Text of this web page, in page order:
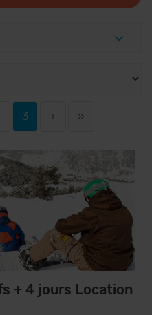
3 › »
+ 4 jours Location